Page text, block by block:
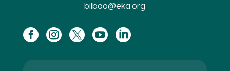
bilbao@eka.org
    